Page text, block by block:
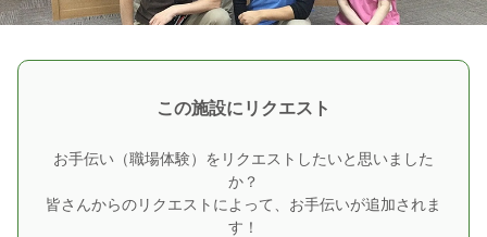
この施設にリクエスト
お手伝い（職場体験）をリクエストしたいと思いました
か？
皆さんからのリクエストによって、お手伝いが追加されま
す！